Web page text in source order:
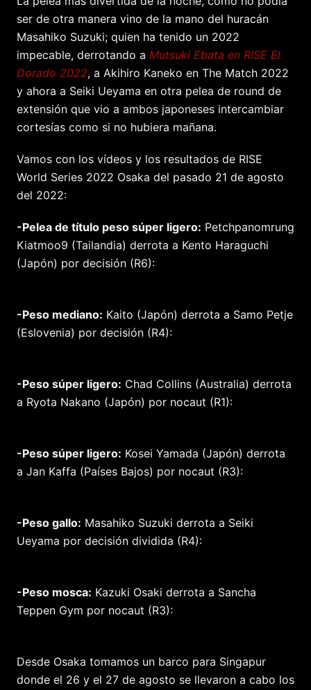
ser de otra manera vino de la mano del huracán
Masahiko Suzuki; quien ha tenido un 2022
impecable, derrotando a Mutsuki Ebata en RISE El
Dorado 2022, a Akihiro Kaneko en The Match 2022
y ahora a Seiki Ueyama en otra pelea de round de
extensión que vio a ambos japoneses intercambiar
cortesías como si no hubiera mañana.
Vamos con los vídeos y los resultados de RISE
World Series 2022 Osaka del pasado 21 de agosto
del 2022:
-Pelea de título peso súper ligero: Petchpanomrung
Kiatmoo9 (Tailandia) derrota a Kento Haraguchi
(Japón) por decisión (R6):
-Peso mediano: Kaito (Japón) derrota a Samo Petje
(Eslovenia) por decisión (R4):
-Peso súper ligero: Chad Collins (Australia) derrota
a Ryota Nakano (Japón) por nocaut (R1):
-Peso súper ligero: Kosei Yamada (Japón) derrota
a Jan Kaffa (Países Bajos) por nocaut (R3):
-Peso gallo: Masahiko Suzuki derrota a Seiki
Ueyama por decisión dividida (R4):
-Peso mosca: Kazuki Osaki derrota a Sancha
Teppen Gym por nocaut (R3):
Desde Osaka tomamos un barco para Singapur
donde el 26 y el 27 de agosto se llevaron a cabo los